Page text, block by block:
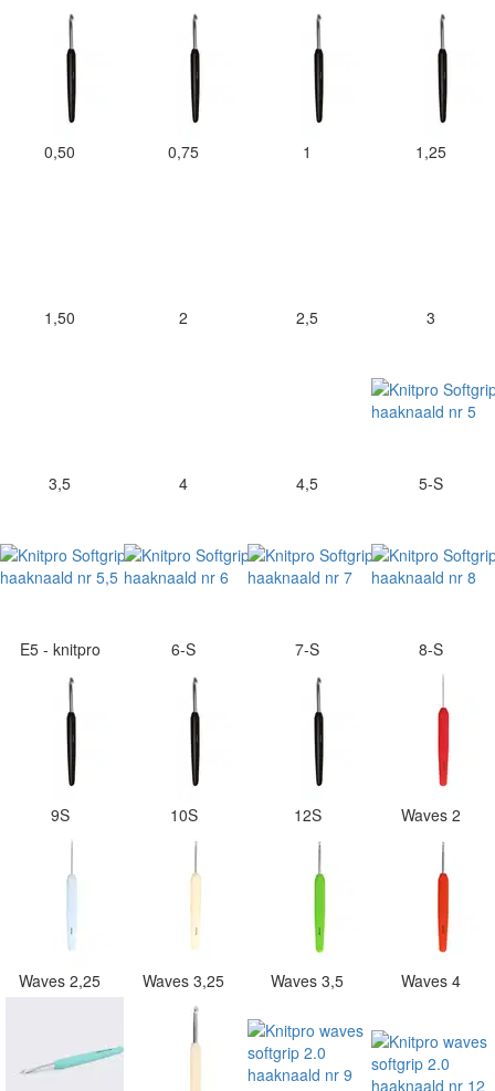
0,50 0,75 1 1,25
1,50 2 2,5 3
3,5 4 4,5 5-S
E5 - knitpro 6-S 7-S 8-S
9S 10S 12S Waves 2
Waves 2,25 Waves 3,25 Waves 3,5 Waves 4